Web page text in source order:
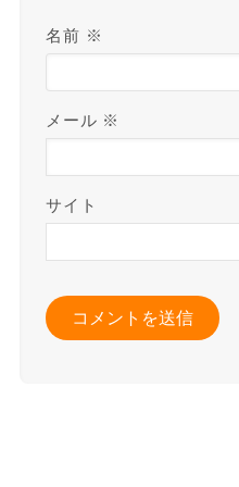
名前 ※
メール ※
サイト